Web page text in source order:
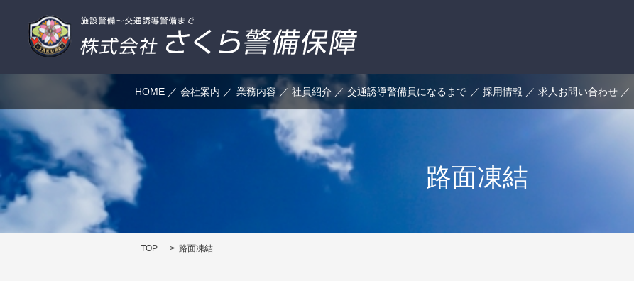
HOME 会社案内 業務内容 社員紹介 交通誘導警備員になるまで 採用情報 求人お問い合わせ
路面凍結
TOP 路面凍結